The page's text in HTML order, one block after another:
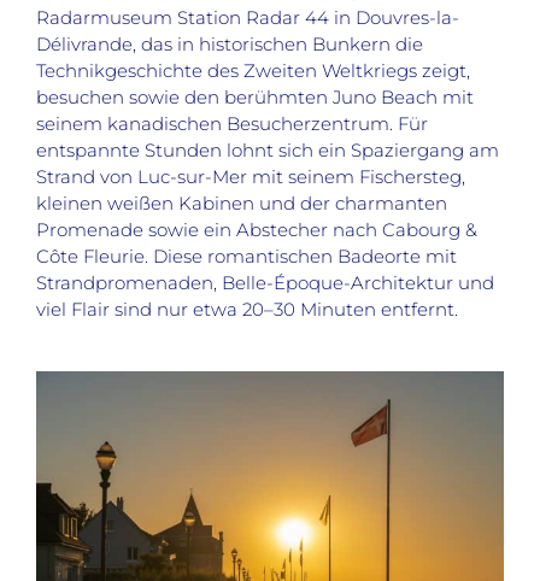
Radarmuseum Station Radar 44 in Douvres-la-
Délivrande, das in historischen Bunkern die
Technikgeschichte des Zweiten Weltkriegs zeigt,
besuchen sowie den berühmten Juno Beach mit
seinem kanadischen Besucherzentrum. Für
entspannte Stunden lohnt sich ein Spaziergang am
Strand von Luc-sur-Mer mit seinem Fischersteg,
kleinen weißen Kabinen und der charmanten
Promenade sowie ein Abstecher nach Cabourg &
Côte Fleurie. Diese romantischen Badeorte mit
Strandpromenaden, Belle-Époque-Architektur und
viel Flair sind nur etwa 20–30 Minuten entfernt.